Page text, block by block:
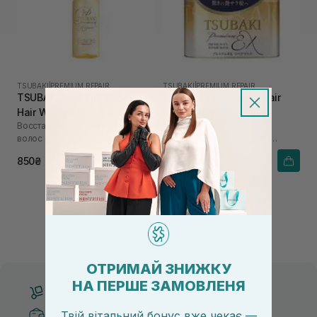
TSUBAKI|PREMIUM REPAIR
TSUBAKI Premium Repair
Hair Water 210 мл
Восстанавливающий спрей для
волос с маслом камелии
850₴
TSUBAKI|PREMIUM REPAIR
TSUBAKI Premium Repair
Mask 180 г
Маска для мгновенного
восстановления волос «0
секунд»
850₴
Бесплатная доставка от 3000 UAH
ОТРИМАЙ ЗНИЖКУ
НА ПЕРШЕ ЗАМОВЛЕНЯ